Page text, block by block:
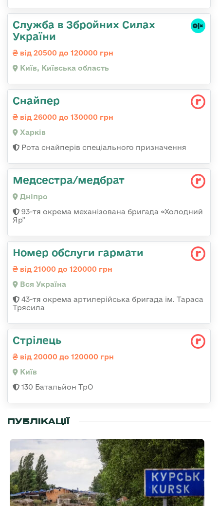
Служба в Збройних Силах
України
від 20500 до 120000 грн
Київ, Київська область
Снайпер
від 26000 до 130000 грн
Харків
Рота снайперів спеціального призначення
Медсестра/медбрат
Дніпро
93-тя окрема механізована бригада «Холодний
Яр"
Номер обслуги гармати
від 21000 до 120000 грн
Вся Україна
43-тя окрема артилерійська бригада ім. Тараса
Трясила
Стрілець
від 20000 до 120000 грн
Київ
130 Батальйон ТрО
ПУБЛІКАЦІЇ